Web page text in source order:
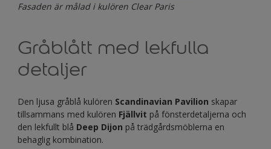
Fasaden är målad i kulören Clear Paris
Gråblått med lekfulla
detaljer
Den ljusa gråblå kulören Scandinavian Pavilion skapar
tillsammans med kulören Fjällvit på fönsterdetaljerna och
den lekfullt blå Deep Dijon på trädgårdsmöblerna en
behaglig kombination.